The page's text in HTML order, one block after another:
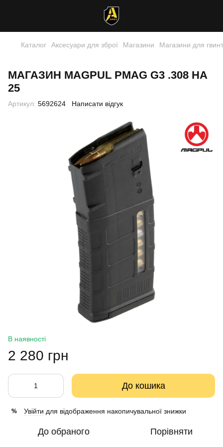
Каталог Аксесуари для зброї Магазини Магазини для
МАГАЗИН MAGPUL PMAG G3 .308 НА
25
Артикул: 5692624 Написати відгук
В наявності
2 280 грн
До кошика
% Увійти для відображення накопичувальної знижки
До обраного Порівняти